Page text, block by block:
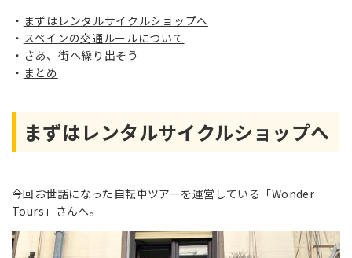
まずはレンタルサイクルショップへ
スペインの交通ルールについて
さあ、街へ繰り出そう
まとめ
まずはレンタルサイクルショップへ
今回お世話になった自転車ツアーを運営している「Wonder
Tours」さんへ。